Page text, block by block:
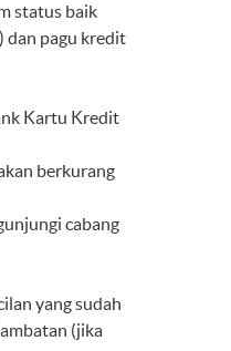
status baik
dan pagu kredit
Kartu Kredit
berkurang
cabang
yang sudah
(jika